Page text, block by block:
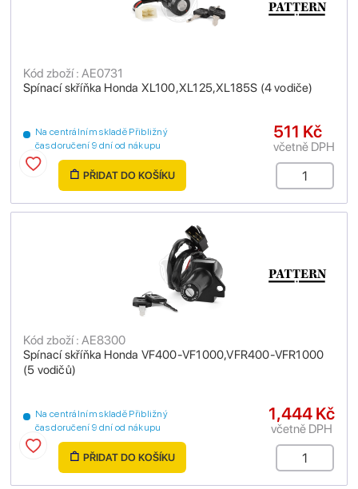
Spínací skříňka Honda XL100,XL125,XL185S (4 vodiče)
Kód zboží : AE0731
Na centrálním skladě Přibližný
čas doručení 9 dní od nákupu
511 Kč
včetně DPH
PŘIDAT DO KOŠÍKU
Spínací skříňka Honda VF400-VF1000,VFR400-VFR1000
(5 vodičů)
Kód zboží : AE8300
Na centrálním skladě Přibližný
čas doručení 9 dní od nákupu
1,444 Kč
včetně DPH
PŘIDAT DO KOŠÍKU